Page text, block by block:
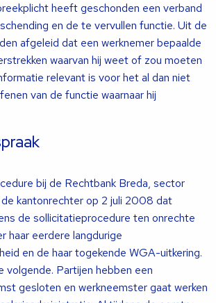
heeft geschonden een verband
en de te vervullen functie. Uit de
afgeleid dat een werknemer bepaalde
waarvan hij weet of zou moeten
relevant is voor het al dan niet
van de functie waarnaar hij
bij de Rechtbank Breda, sector
kantonrechter op 2 juli 2008 dat
de sollicitatieprocedure ten onrechte
haar eerdere langdurige
en de haar togekende WGA-uitkering.
volgende. Partijen hebben een
gesloten en werkneemster gaat werken